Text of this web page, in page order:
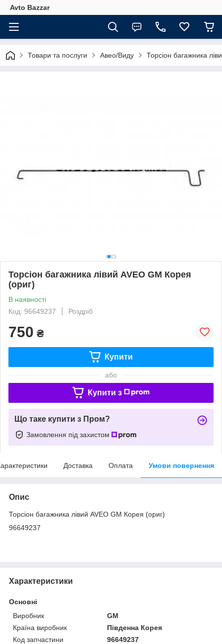
Avto Bazzar
Товари та послуги Авео/Виду Торсіон багажника
Торсіон багажника лівий AVEO GM Корея
(ориг)
В наявності
Код: 96649237
Роздріб
750 ₴
Купити
або
Купити з
Що таке купити з Пром?
Замовлення під захистом
Доставка Оплата Умови повернення
Опис
Торсіон багажника лівий AVEO GM Корея (ориг)
96649237
Характеристики
Основні
Виробник
GM
Країна виробник
Південна Корея
Код запчастини
96649237